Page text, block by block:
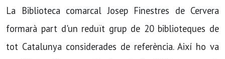
La Biblioteca comarcal Josep Finestres de Cervera
formarà part d'un reduït grup de 20 biblioteques de
tot Catalunya considerades de referència. Així ho va